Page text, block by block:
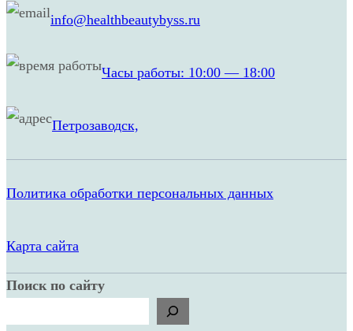
info@healthbeautybyss.ru
Часы работы: 10:00 — 18:00
Петрозаводск,
Политика обработки персональных данных
Карта сайта
Поиск по сайту